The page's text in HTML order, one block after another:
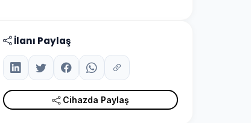
İlanı Paylaş
Cihazda Paylaş